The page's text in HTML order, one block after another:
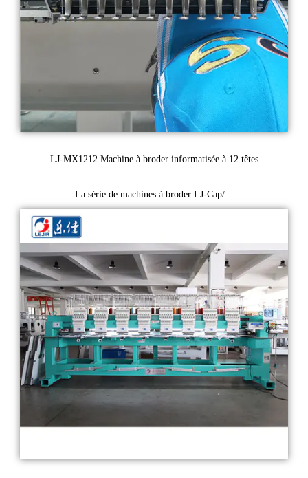
LJ-MX1212 Machine à broder informatisée à 12 têtes
La série de machines à broder LJ-Cap/...